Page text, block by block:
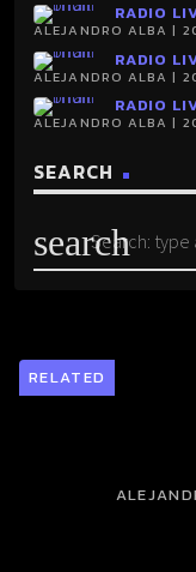
RADIO
ALEJANDRO ALBA |
RADIO
ALEJANDRO ALBA |
RADIO
ALEJANDRO ALBA |
SEARCH
search
RELATED